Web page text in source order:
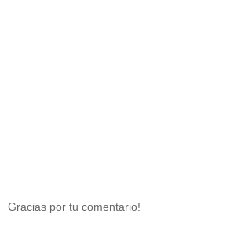
Gracias por tu comentario!